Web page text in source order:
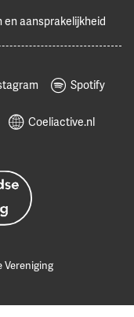
en aansprakelijkheid
Spotify
Coeliactive.nl
Vereniging